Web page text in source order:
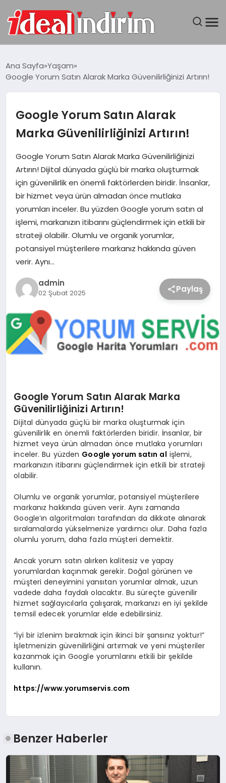
BILGISAYAR
DÜNYA
SEYAHAT
TEKNOLOJI
YAŞAM
Ana Sayfa Yaşam
Google Yorum Satın Alarak Marka Güvenilirliğinizi Artırın!
Google Yorum Satın Alarak
Marka Güvenilirliğinizi Artırın!
Google Yorum Satın Alarak Marka Güvenilirliğinizi
Artırın! Dijital dünyada güçlü bir marka oluşturmak
için güvenilirlik en önemli faktörlerden biridir. İnsanlar,
bir hizmet veya ürün almadan önce mutlaka
yorumları inceler. Bu yüzden Google yorum satın al
işlemi, markanızın itibarını güçlendirmek için etkili bir
strateji olabilir. Olumlu ve organik yorumlar,
potansiyel müşterilere markanız hakkında güven
verir. Aynı…
admin
02 Şubat 2025 Paylaş
Google Yorum Satın Alarak Marka
Güvenilirliğinizi Artırın!
Dijital dünyada güçlü bir marka oluşturmak için
güvenilirlik en önemli faktörlerden biridir. İnsanlar, bir
hizmet veya ürün almadan önce mutlaka yorumları
inceler. Bu yüzden Google yorum satın al işlemi,
markanızın itibarını güçlendirmek için etkili bir strateji
olabilir.
Olumlu ve organik yorumlar, potansiyel müşterilere
markanız hakkında güven verir. Aynı zamanda
Google’ın algoritmaları tarafından da dikkate alınarak
sıralamalarda yükselmenize yardımcı olur. Daha fazla
olumlu yorum, daha fazla müşteri demektir.
Ancak yorum satın alırken kalitesiz ve yapay
yorumlardan kaçınmak gerekir. Doğal görünen ve
müşteri deneyimini yansıtan yorumlar almak, uzun
vadede daha faydalı olacaktır. Bu süreçte güvenilir
hizmet sağlayıcılarla çalışarak, markanızı en iyi şekilde
temsil edecek yorumlar elde edebilirsiniz.
“İyi bir izlenim bırakmak için ikinci bir şansınız yoktur!”
İşletmenizin güvenilirliğini artırmak ve yeni müşteriler
kazanmak için Google yorumlarını etkili bir şekilde
kullanın.
https://www.yorumservis.com
Benzer Haberler